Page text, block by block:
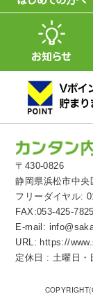
〒430-0826
静岡県浜松市中央
フリーダイヤル:
FAX:053-425-7825
E-mail:
URL: https://
定休日 : 土曜日・